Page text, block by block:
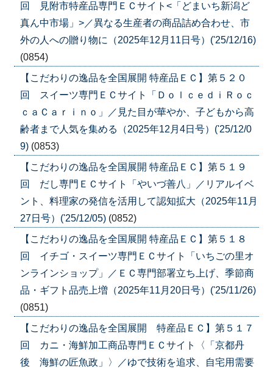
回 見附市特産品専門ＥＣサイト<「どまいち新潟ど
真ん中市場」>／異なる生産者の商品詰め合わせ、市
外の人への贈り物に（2025年12月11日号）('25/12/16)
(0854)
【こだわりの逸品を全国展開 特産品ＥＣ】第５２０
回 スイーツ専門ＥＣサイト「ＤｏｌｃｅｄｉＲｏｃ
ｃａＣａｒｉｎｏ」／見た目が華やか、子どもから高
齢者まで人気を集める（2025年12月4日号）('25/12/0
9) (0853)
【こだわりの逸品を全国展開 特産品ＥＣ】第５１９
回 だし専門ＥＣサイト「やいづ善八」／リアルイベ
ント、料理家の発信を活用して認知拡大（2025年11月
27日号）('25/12/05) (0852)
【こだわりの逸品を全国展開 特産品ＥＣ】第５１８
回 イチゴ・スイーツ専門ＥＣサイト「いちごの里オ
ンラインショップ」／ＥＣ専門部署立ち上げ、季節商
品・ギフト品売上増（2025年11月20日号）('25/11/26)
(0851)
【こだわりの逸品を全国展開 特産品ＥＣ】第５１７
回 カニ・海鮮加工商品専門ＥＣサイト〈「京都丹
後 海鮮の匠魚政」〉／ゆで技術を追求、自宅用需要